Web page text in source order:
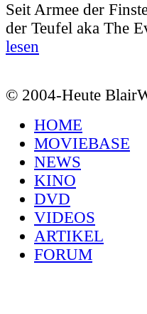
Seit Armee der
der Teufel aka The
lesen
© 2004-Heute
HOME
MOVIEBASE
NEWS
KINO
DVD
VIDEOS
ARTIKEL
FORUM